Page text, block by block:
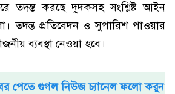
তদন্ত করছে দুদকসহ সংশ্লিষ্ট আইন
তদন্ত প্রতিবেদন ও সুপারিশ পাওয়ার
ব্যবস্থা নেওয়া হবে।
পেতে গুগল নিউজ চ্যানেল ফলো করুন